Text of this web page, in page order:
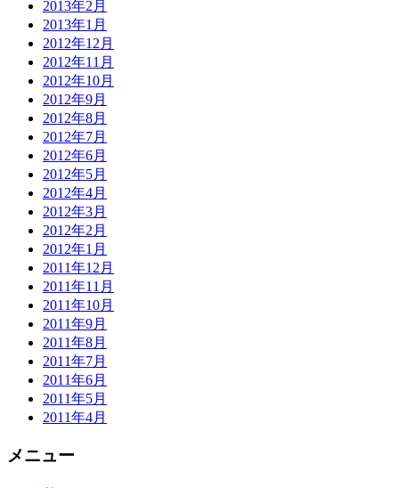
2013年2月
2013年1月
2012年12月
2012年11月
2012年10月
2012年9月
2012年8月
2012年7月
2012年6月
2012年5月
2012年4月
2012年3月
2012年2月
2012年1月
2011年12月
2011年11月
2011年10月
2011年9月
2011年8月
2011年7月
2011年6月
2011年5月
2011年4月
メニュー